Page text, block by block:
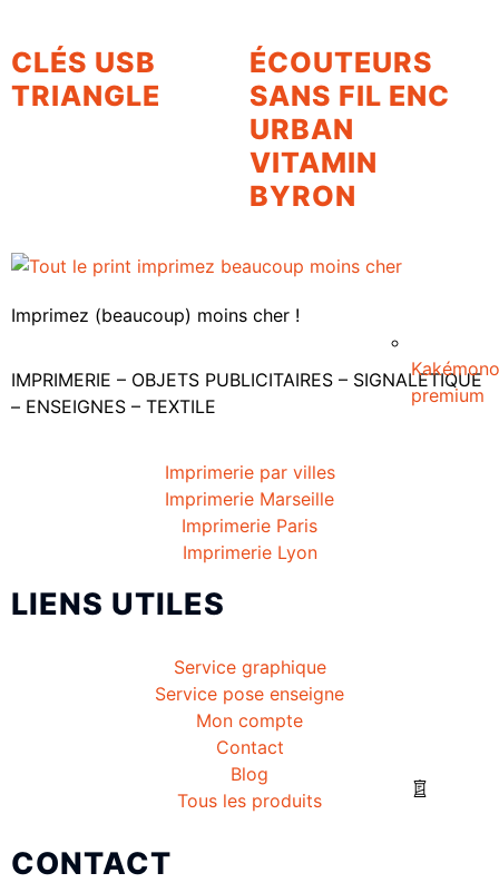
Kakémono
premium
CLÉS USB
TRIANGLE
ÉCOUTEURS
SANS FIL ENC
URBAN
VITAMIN
BYRON
Imprimez (beaucoup) moins cher !
IMPRIMERIE – OBJETS PUBLICITAIRES – SIGNALETIQUE
– ENSEIGNES – TEXTILE
Imprimerie par villes
Imprimerie Marseille
Imprimerie Paris
Imprimerie Lyon
LIENS UTILES
Service graphique
Service pose enseigne
Mon compte
Contact
Blog
Tous les produits
CONTACT